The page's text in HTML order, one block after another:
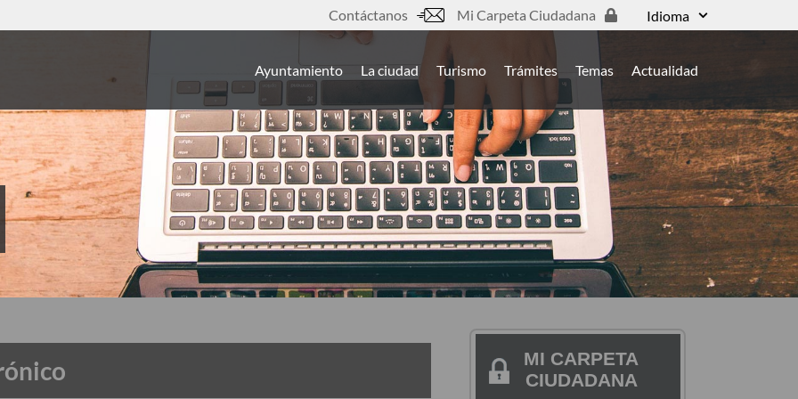
Contáctanos Mi Carpeta Ciudadana Idioma
Ayuntamiento La ciudad Turismo Trámites Temas Actualidad
MI CARPETA
CIUDADANA